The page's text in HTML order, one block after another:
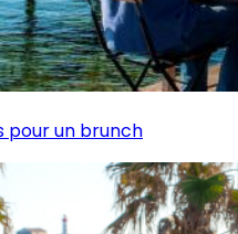
pour un brunch